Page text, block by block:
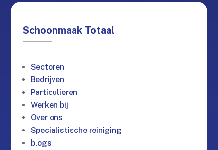
Schoonmaak Totaal
Sectoren
Bedrijven
Particulieren
Werken bij
Over ons
Specialistische reiniging
blogs